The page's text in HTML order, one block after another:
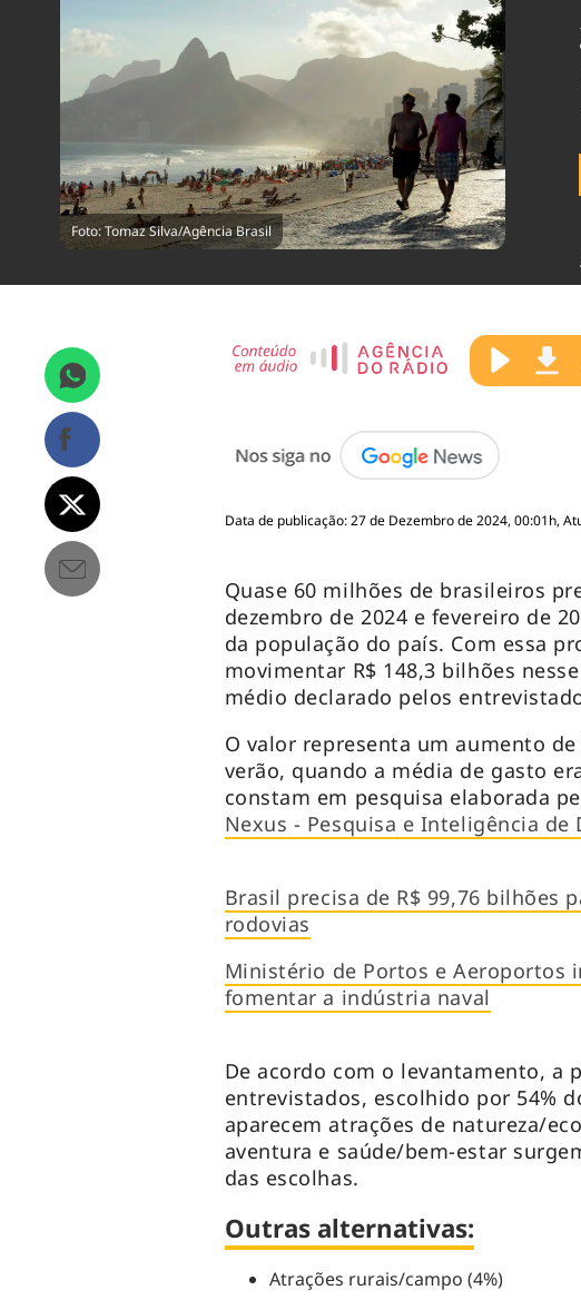
Foto: Tomaz Silva/Agência Brasil
Data de publicação: 27 de Dezembro de 2024, 00:01h,
Quase 60 milhões de brasileiros
dezembro de 2024 e fevereiro de
da população do país. Com essa
movimentar R$ 148,3 bilhões
médio declarado pelos
O valor representa um aumento
verão, quando a média de gasto
constam em pesquisa elaborada
Nexus - Pesquisa e Inteligência de
Brasil precisa de R$ 99,76 bilhões
rodovias
Ministério de Portos e Aeroportos
fomentar a indústria naval
De acordo com o levantamento, a
entrevistados, escolhido por 54%
aparecem atrações de natureza/
aventura e saúde/bem-estar
das escolhas.
Outras alternativas:
Atrações rurais/campo (4%)